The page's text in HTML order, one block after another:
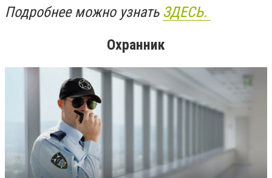
Подробнее можно узнать ЗДЕСЬ.
Охранник